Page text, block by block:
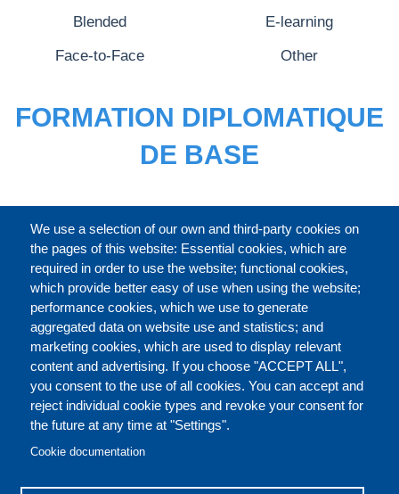
We use a selection of our own and third-party cookies on
the pages of this website: Essential cookies, which are
required in order to use the website; functional cookies,
which provide better easy of use when using the website;
performance cookies, which we use to generate
aggregated data on website use and statistics; and
marketing cookies, which are used to display relevant
content and advertising. If you choose "ACCEPT ALL",
you consent to the use of all cookies. You can accept and
reject individual cookie types and revoke your consent for
the future at any time at "Settings".
Cookie documentation
Blended E-learning
Face-to-Face Other
FORMATION DIPLOMATIQUE
DE BASE
CATALOGUE ENTIER
À PROPOS
Our Courses and Events
Public Courses and
Events
Private Courses and
Events
Core Diplomatic Training
events
International Law and
FOOTER
CONTACT US LEGAL